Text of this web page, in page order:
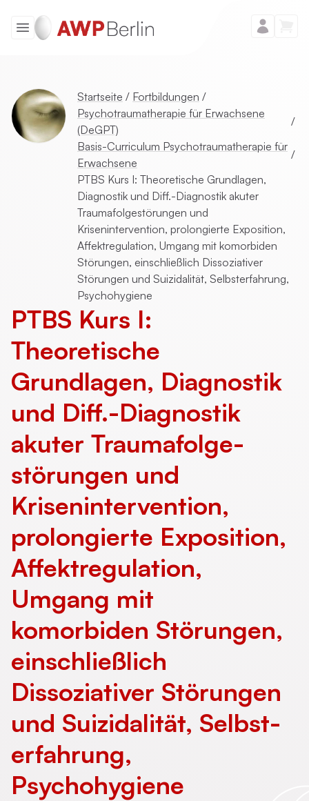
Startseite / Fortbildungen /
Psychotraumatherapie für Erwachsene
(DeGPT)
/
Basis-Curriculum Psychotraumatherapie für
Erwachsene
/
PTBS Kurs I: Theoretische Grundlagen,
Diagnostik und Diff.-Diagnostik akuter
Traumafolgestörungen und
Krisenintervention, prolongierte Exposition,
Affektregulation, Umgang mit komorbiden
Störungen, einschließlich Dissoziativer
Störungen und Suizidalität, Selbsterfahrung,
Psychohygiene
PTBS Kurs I:
Theoretische
Grundlagen, Diagnostik
und Diff.-Diagnostik
akuter Trauma­folge­
störungen und
Krisenintervention,
prolongierte Exposition,
Affektregulation,
Umgang mit
komorbiden Störungen,
einschließlich
Dissoziativer Störungen
und Suizidalität, Selbst­
erfahrung,
Psychohygiene